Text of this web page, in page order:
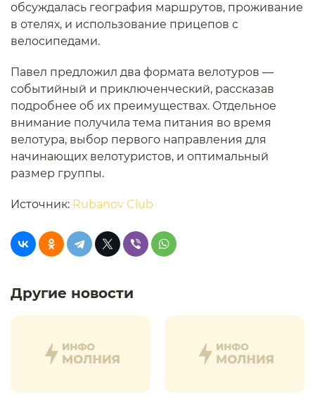
обсуждалась география маршрутов, проживание
в отелях, и использование прицепов с
велосипедами.
Павел предложил два формата велотуров —
событийный и приключенческий, рассказав
подробнее об их преимуществах. Отдельное
внимание получила тема питания во время
велотура, выбор первого направления для
начинающих велотуристов, и оптимальный
размер группы.
Источник: Rubanov Club
Другие новости